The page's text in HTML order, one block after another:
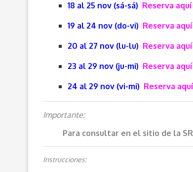
18 al 25 nov (sá-sá) Reserva aquí
19 al 24 nov (do-vi) Reserva aquí
20 al 27 nov (lu-lu) Reserva aquí
23 al 29 nov (ju-mi) Reserva aquí
24 al 29 nov (vi-mi) Reserva aquí
Importante:
Para consultar en el sitio de la
Instrucciones: